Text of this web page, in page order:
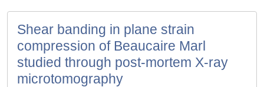
Shear banding in plane strain
compression of Beaucaire Marl
studied through post-mortem X-ray
microtomography